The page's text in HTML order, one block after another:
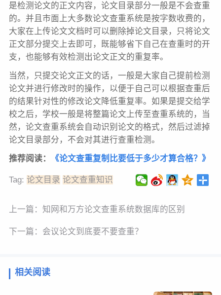
是检测论文的正文内容，论文目录部分一般是不会查重
的。并且市面上大多数论文查重系统是按字数收费的，
大家在上传论文文档时可以删除掉论文目录，只将论文
正文部分提交上去即可，既能够省下自己在查重时的开
支，也能够有效检测出论文正文的重复率。
当然，只提交论文正文的话，一般是大家自己提前检测
论文并进行修改时的操作，以便于自己可以根据查重后
的结果针对性的修改论文降低重复率。如果是提交给学
校之后，学校一般是将整篇论文上传至查重系统的，当
然，论文查重系统会自动识别论文的格式，然后过滤掉
论文目录部分，不会对其进行查重检测。
推荐阅读：
《论文查重复制比要低于多少才算合格？》
Tag: 论文目录 论文查重知识
上一篇： 知网和万方论文查重系统数据库的区别
下一篇： 会议论文到底要不要查重？
相关阅读